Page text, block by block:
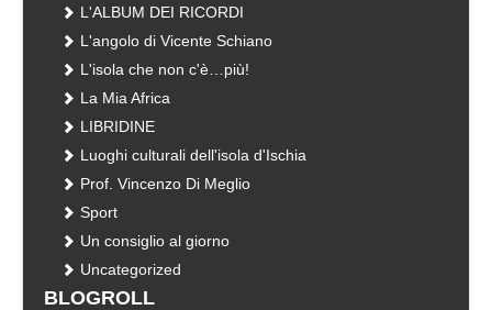
L'ALBUM DEI RICORDI
L'angolo di Vicente Schiano
L'isola che non c'è…più!
La Mia Africa
LIBRIDINE
Luoghi culturali dell'isola d'Ischia
Prof. Vincenzo Di Meglio
Sport
Un consiglio al giorno
Uncategorized
BLOGROLL